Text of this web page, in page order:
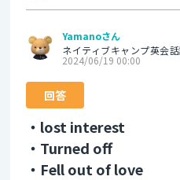
Yamanoさん
ネイティブキャンプ英会
2024/06/19 00:00
回答
・lost interest
・Turned off
・Fell out of love